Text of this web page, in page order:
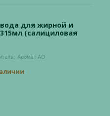
для жирной и
(салициловая
Аромат АО